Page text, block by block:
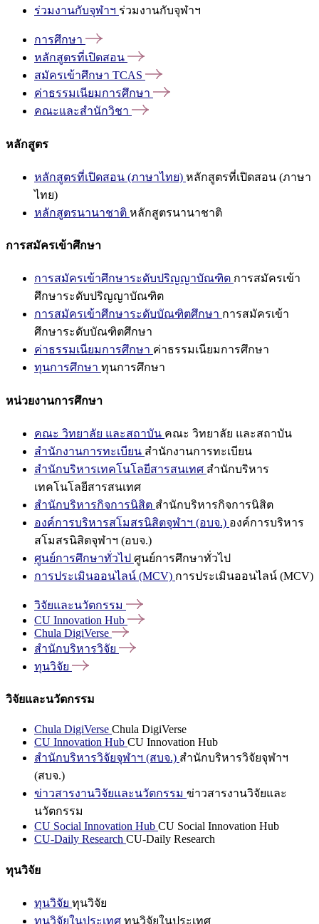
ร่วมงานกับจุฬาฯ ร่วมงานกับจุฬาฯ
การศึกษา
หลักสูตรที่เปิดสอน
สมัครเข้าศึกษา TCAS
ค่าธรรมเนียมการศึกษา
คณะและสำนักวิชา
หลักสูตร
หลักสูตรที่เปิดสอน (ภาษาไทย) หลักสูตรที่เปิดสอน (ภาษา
ไทย)
หลักสูตรนานาชาติ หลักสูตรนานาชาติ
การสมัครเข้าศึกษา
การสมัครเข้าศึกษาระดับปริญญาบัณฑิต การสมัครเข้า
ศึกษาระดับปริญญาบัณฑิต
การสมัครเข้าศึกษาระดับบัณฑิตศึกษา การสมัครเข้า
ศึกษาระดับบัณฑิตศึกษา
ค่าธรรมเนียมการศึกษา ค่าธรรมเนียมการศึกษา
ทุนการศึกษา ทุนการศึกษา
หน่วยงานการศึกษา
คณะ วิทยาลัย และสถาบัน คณะ วิทยาลัย และสถาบัน
สำนักงานการทะเบียน สำนักงานการทะเบียน
สำนักบริหารเทคโนโลยีสารสนเทศ สำนักบริหาร
เทคโนโลยีสารสนเทศ
สำนักบริหารกิจการนิสิต สำนักบริหารกิจการนิสิต
องค์การบริหารสโมสรนิสิตจุฬาฯ (อบจ.) องค์การบริหาร
สโมสรนิสิตจุฬาฯ (อบจ.)
ศูนย์การศึกษาทั่วไป ศูนย์การศึกษาทั่วไป
การประเมินออนไลน์ (MCV) การประเมินออนไลน์ (MCV)
วิจัยและนวัตกรรม
CU Innovation Hub
Chula DigiVerse
สำนักบริหารวิจัย
ทุนวิจัย
วิจัยและนวัตกรรม
Chula DigiVerse Chula DigiVerse
CU Innovation Hub CU Innovation Hub
สำนักบริหารวิจัยจุฬาฯ (สบจ.) สำนักบริหารวิจัยจุฬาฯ
(สบจ.)
ข่าวสารงานวิจัยและนวัตกรรม ข่าวสารงานวิจัยและ
นวัตกรรม
CU Social Innovation Hub CU Social Innovation Hub
CU-Daily Research CU-Daily Research
ทุนวิจัย
ทุนวิจัย ทุนวิจัย
ทุนวิจัยในประเทศ ทุนวิจัยในประเทศ